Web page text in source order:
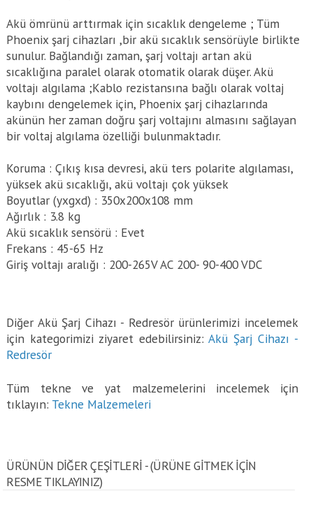
Akü ömrünü arttırmak için sıcaklık dengeleme ; Tüm
Phoenix şarj cihazları ,bir akü sıcaklık sensörüyle birlikte
sunulur. Bağlandığı zaman, şarj voltajı artan akü
sıcaklığına paralel olarak otomatik olarak düşer. Akü
voltajı algılama ;Kablo rezistansına bağlı olarak voltaj
kaybını dengelemek için, Phoenix şarj cihazlarında
akünün her zaman doğru şarj voltajını almasını sağlayan
bir voltaj algılama özelliği bulunmaktadır.
Koruma : Çıkış kısa devresi, akü ters polarite algılaması,
yüksek akü sıcaklığı, akü voltajı çok yüksek
Boyutlar (yxgxd) : 350x200x108 mm
Ağırlık : 3.8 kg
Akü sıcaklık sensörü : Evet
Frekans : 45-65 Hz
Giriş voltajı aralığı : 200-265V AC 200- 90-400 VDC
Diğer Akü Şarj Cihazı - Redresör ürünlerimizi incelemek
için kategorimizi ziyaret edebilirsiniz:Akü Şarj Cihazı -
Redresör
Tüm tekne ve yat malzemelerini incelemek için
tıklayın: Tekne Malzemeleri
ÜRÜNÜN DİĞER ÇEŞİTLERİ - (ÜRÜNE GITMEK IÇIN
RESME TIKLAYINIZ)